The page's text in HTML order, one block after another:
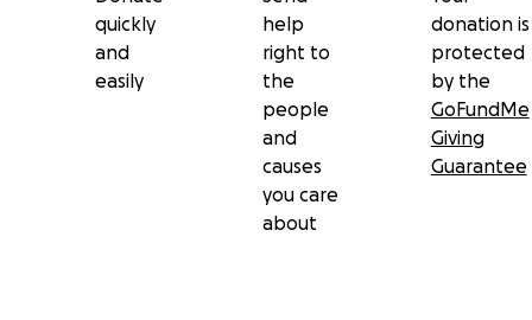
quickly
and
easily
help
right to
the
people
and
causes
you care
about
donation is
protected
by the
GoFundMe
Giving
Guarantee